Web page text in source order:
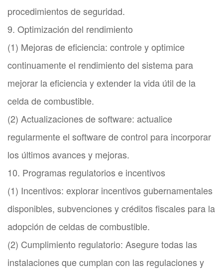
procedimientos de seguridad.
9. Optimización del rendimiento
(1) Mejoras de eficiencia: controle y optimice
continuamente el rendimiento del sistema para
mejorar la eficiencia y extender la vida útil de la
celda de combustible.
(2) Actualizaciones de software: actualice
regularmente el software de control para incorporar
los últimos avances y mejoras.
10. Programas regulatorios e incentivos
(1) Incentivos: explorar incentivos gubernamentales
disponibles, subvenciones y créditos fiscales para la
adopción de celdas de combustible.
(2) Cumplimiento regulatorio: Asegure todas las
instalaciones que cumplan con las regulaciones y